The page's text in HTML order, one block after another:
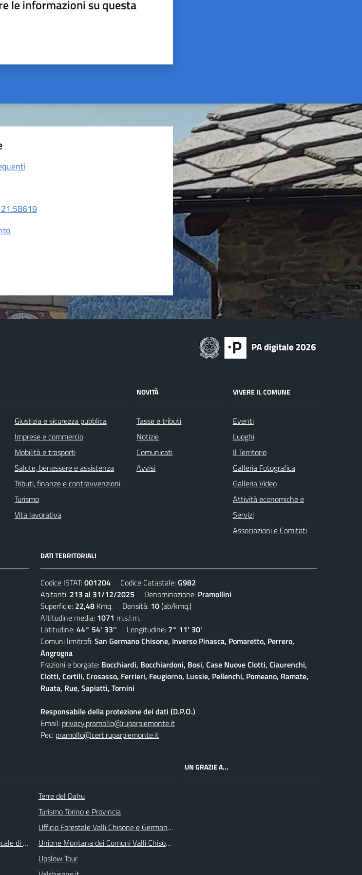
le informazioni su questa
Giustizia e sicurezza pubblica
Imprese e commercio
Mobilità e trasporti
Salute, benessere e assistenza
Tributi, finanze e contravvenzioni
Turismo
Vita lavorativa
NOVITÀ
Tasse e tributi
Notizie
Comunicati
Avvisi
VIVERE IL COMUNE
Eventi
Luoghi
Il Territorio
Galleria Fotografica
Galleria Video
Attività economiche e
Servizi
Associazioni e Comitati
DATI TERRITORIALI
Codice ISTAT:001204 Codice Catastale:G982
Abitanti: 213 al 31/12/2025 Denominazione: Pramollini
Superficie: 22,48 Kmq. Densità: 10(ab/kmq.)
Altitudine media: 1071 m.s.l.m.
Latitudine:44° 54' 33'' Longitudine: 7° 11' 30'
Comuni limitrofi:San Germano Chisone, Inverso Pinasca, Pomaretto, Perrero,
Angrogna
Frazioni e borgate: Bocchiardi, Bocchiardoni, Bosi, Case Nuove Clotti, Ciaurenchi,
Clotti, Cortili, Crosasso, Ferrieri, Feugiorno, Lussie, Pellenchi, Pomeano, Ramate,
Ruata, Rue, Sapiatti, Tornini
Responsabile della protezione dei dati (D.P.O.)
Email: privacy.pramollo@ruparpiemonte.it
Pec: pramollo@cert.ruparpiemonte.it
di Collegno e Pinerolo
Terre del Dahu
Turismo Torino e Provincia
Ufficio Forestale Valli Chisone e Germanasca
Unione Montana dei Comuni Valli Chisone e Germanasca
Upslow Tour
UN GRAZIE A...